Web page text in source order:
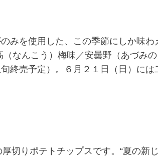
を使用した、この季節にしか味
なんこう）梅味／安曇野（あづみ
終売予定）。６月２１日（日）に
切りポテトチップスです。“夏の新